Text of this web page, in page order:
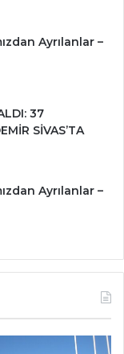
Ayrılanlar –
37
SİVAS’TA
Ayrılanlar –